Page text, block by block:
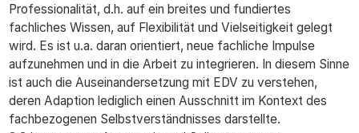
Professionalität, d.h. auf ein breites und fundiertes
fachliches Wissen, auf Flexibilität und Vielseitigkeit gelegt
wird. Es ist u.a. daran orientiert, neue fachliche Impulse
aufzunehmen und in die Arbeit zu integrieren. In diesem Sinne
ist auch die Auseinandersetzung mit EDV zu verstehen,
deren Adaption lediglich einen Ausschnitt im Kontext des
fachbezogenen Selbstverständnisses darstellte.